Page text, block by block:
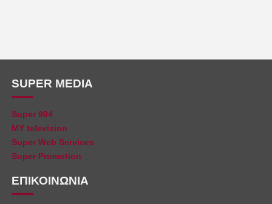
SUPER MEDIA
Super 904
MY television
Super Web Services
Super Promotion
ΕΠΙΚΟΙΝΩΝΙΑ